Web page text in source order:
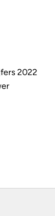
2022